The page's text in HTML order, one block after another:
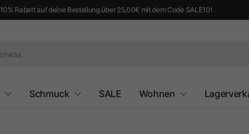
10% Rabatt auf deine Bestellung über 25,00€ mit dem Code SALE10!
Schmuck SALE Wohnen